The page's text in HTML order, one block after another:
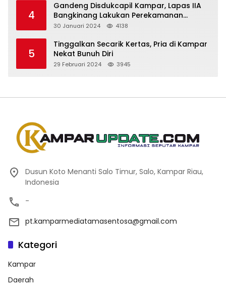
4
Gandeng Disdukcapil Kampar, Lapas IIA
Bangkinang Lakukan Perekamanan
Kependudukan WBP
30 Januari 2024 4138
5
Tinggalkan Secarik Kertas, Pria di Kampar
Nekat Bunuh Diri
29 Februari 2024 3945
Dusun Koto Menanti Salo Timur, Salo, Kampar Riau,
Indonesia
-
pt.kamparmediatamasentosa@gmail.com
Kategori
Kampar
Daerah